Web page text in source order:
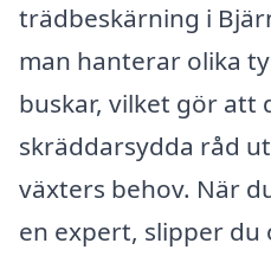
trädbeskärning i
man hanterar olika
buskar, vilket gör att
skräddarsydda råd
växters behov. När
en expert, slipper